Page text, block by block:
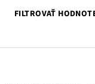
FILTROVAŤ